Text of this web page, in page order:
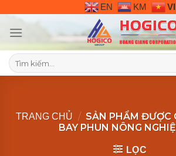
content
EN KM VI
Tìm
kiếm:
TRANG CHỦ / SẢN PHẨM ĐƯỢC
BAY PHUN NÔNG
LỌC